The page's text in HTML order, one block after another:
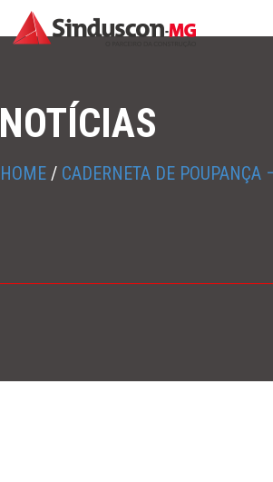
NOTÍCIAS
HOME / CADERNETA DE